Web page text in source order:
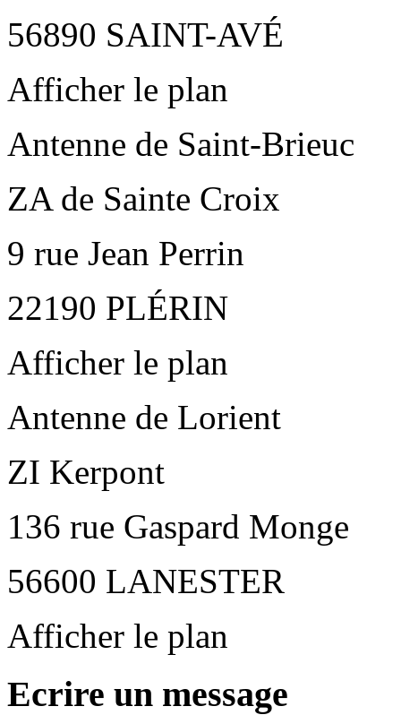
56890 SAINT-AVÉ
Afficher le plan
Antenne de Saint-Brieuc
ZA de Sainte Croix
9 rue Jean Perrin
22190 PLÉRIN
Afficher le plan
Antenne de Lorient
ZI Kerpont
136 rue Gaspard Monge
56600 LANESTER
Afficher le plan
Ecrire un message